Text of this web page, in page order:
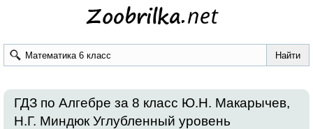
ГДЗ по Алгебре за 8 класс Ю.Н. Макарычев,
Н.Г. Миндюк Углубленный уровень